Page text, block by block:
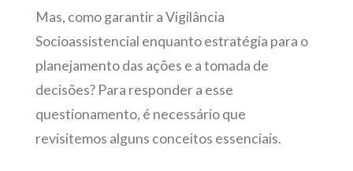
Mas, como garantir a Vigilância
Socioassistencial enquanto estratégia para o
planejamento das ações e a tomada de
decisões? Para responder a esse
questionamento, é necessário que
revisitemos alguns conceitos essenciais.